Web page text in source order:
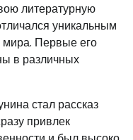
литературную
уникальным
Первые его
в различных
стал рассказ
привлек